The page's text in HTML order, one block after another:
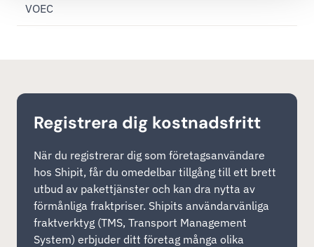
VOEC
Registrera dig kostnadsfritt
När du registrerar dig som företagsanvändare
hos Shipit, får du omedelbar tillgång till ett brett
utbud av pakettjänster och kan dra nytta av
förmånliga fraktpriser. Shipits användarvänliga
fraktverktyg (TMS, Transport Management
System) erbjuder ditt företag många olika